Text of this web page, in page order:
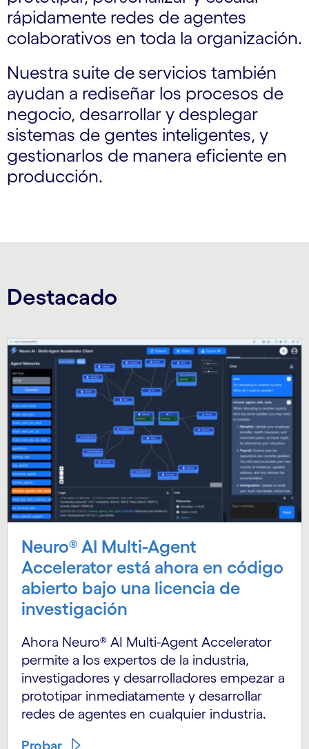
rápidamente redes de agentes
colaborativos en toda la organización.
Nuestra suite de servicios también
ayudan a rediseñar los procesos de
negocio, desarrollar y desplegar
sistemas de gentes inteligentes, y
gestionarlos de manera eficiente en
producción.
Destacado
Neuro® AI Multi-Agent
Accelerator está ahora en código
abierto bajo una licencia de
investigación
Ahora Neuro® AI Multi-Agent Accelerator
permite a los expertos de la industria,
investigadores y desarrolladores empezar a
prototipar inmediatamente y desarrollar
redes de agentes en cualquier industria.
Probar